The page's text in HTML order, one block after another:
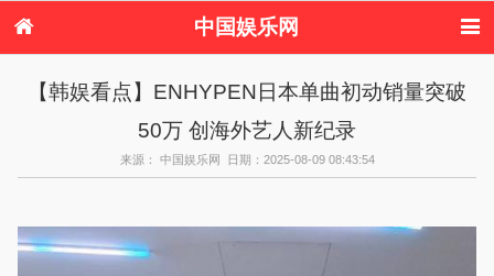
中国娱乐网
电视剧
演唱会 综艺节目
偶像活动
【韩娱看点】ENHYPEN日本单曲初动销量突破
50万 创海外艺人新纪录
来源： 中国娱乐网 日期：2025-08-09 08:43:54